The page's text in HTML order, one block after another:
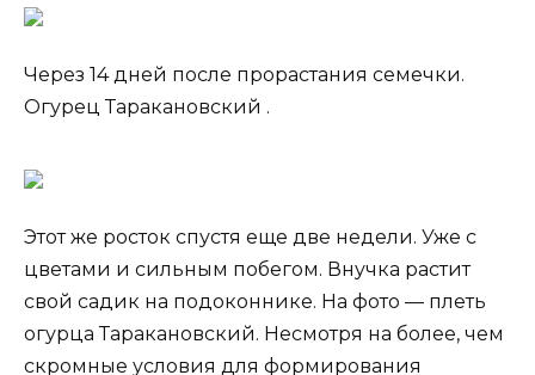
Через 14 дней после прорастания семечки.
Огурец Таракановский .
Этот же росток спустя еще две недели. Уже с
цветами и сильным побегом. Внучка растит
свой садик на подоконнике. На фото — плеть
огурца Таракановский. Несмотря на более, чем
скромные условия для формирования